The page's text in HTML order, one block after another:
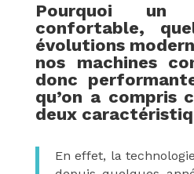
Pourquoi
confortable,
évolutions
nos machines
donc
qu’on a compris
deux
En effet, la